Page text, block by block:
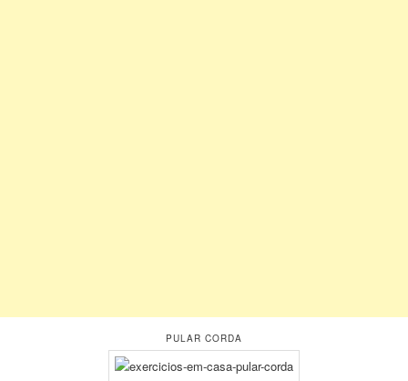
PULAR CORDA